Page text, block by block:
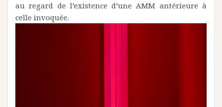
au regard de l’existence d’une AMM antérieure à
celle invoquée.